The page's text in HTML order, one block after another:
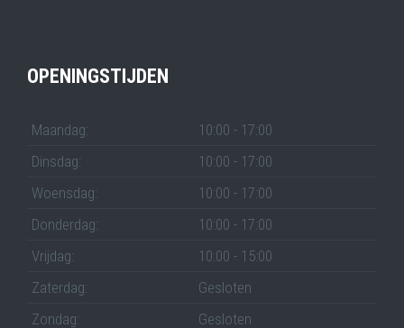
OPENINGSTIJDEN
Maandag:
10:00 - 17:00
Dinsdag:
10:00 - 17:00
Woensdag:
10:00 - 17:00
Donderdag:
10:00 - 17:00
Vrijdag:
10:00 - 15:00
Zaterdag:
Gesloten
Zondag:
Gesloten